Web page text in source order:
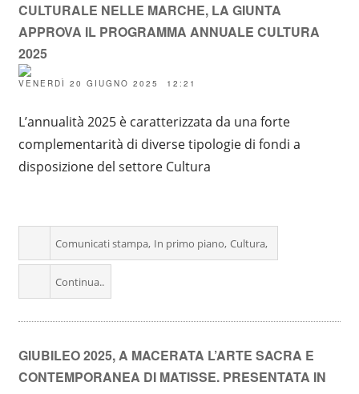
CULTURALE NELLE MARCHE, LA GIUNTA
APPROVA IL PROGRAMMA ANNUALE CULTURA
2025
VENERDÌ 20 GIUGNO 2025 12:21
L’annualità 2025 è caratterizzata da una forte
complementarità di diverse tipologie di fondi a
disposizione del settore Cultura
Comunicati stampa In primo piano Cultura
Continua..
GIUBILEO 2025, A MACERATA L’ARTE SACRA E
CONTEMPORANEA DI MATISSE. PRESENTATA IN